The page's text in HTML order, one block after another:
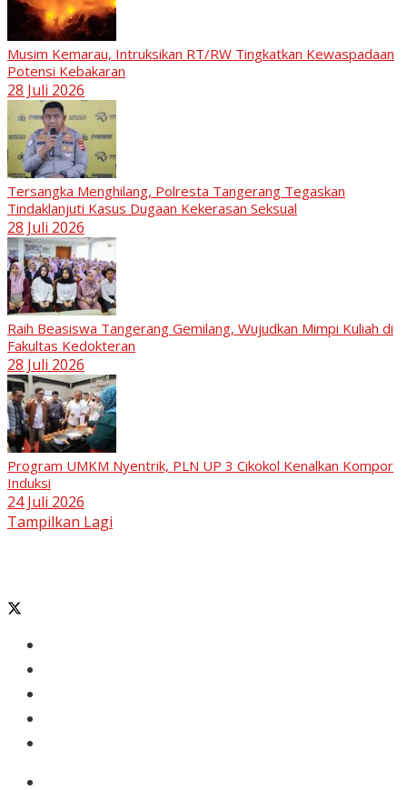
Musim Kemarau, Intruksikan RT/RW Tingkatkan Kewaspadaan
Potensi Kebakaran
28 Juli 2026
Tersangka Menghilang, Polresta Tangerang Tegaskan
Tindaklanjuti Kasus Dugaan Kekerasan Seksual
28 Juli 2026
Raih Beasiswa Tangerang Gemilang, Wujudkan Mimpi Kuliah di
Fakultas Kedokteran
28 Juli 2026
Program UMKM Nyentrik, PLN UP 3 Cikokol Kenalkan Kompor
Induksi
24 Juli 2026
Tampilkan Lagi